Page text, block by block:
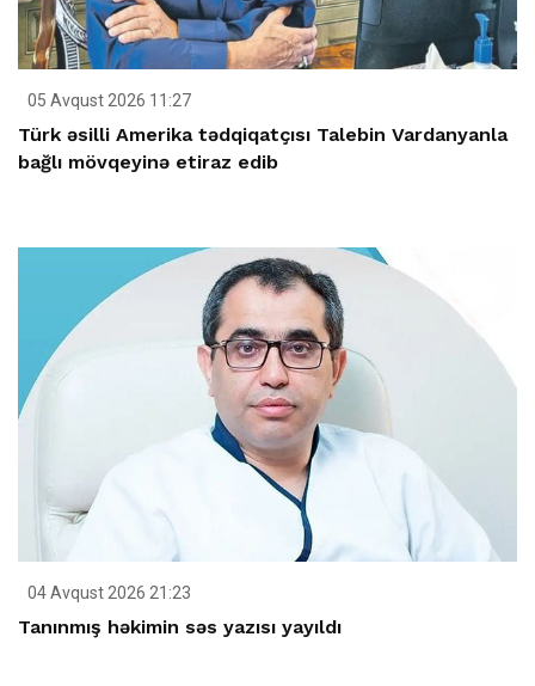
05 Avqust 2026 11:27
Türk əsilli Amerika tədqiqatçısı Talebin Vardanyanla
bağlı mövqeyinə etiraz edib
04 Avqust 2026 21:23
Tanınmış həkimin səs yazısı yayıldı